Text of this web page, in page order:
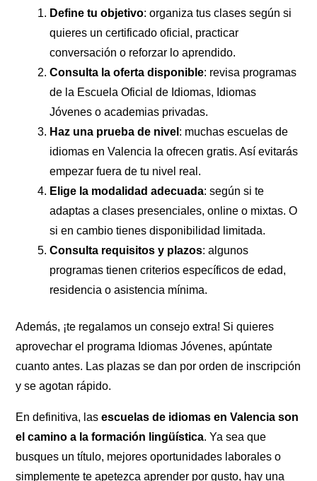
Define tu objetivo: organiza tus clases según si
quieres un certificado oficial, practicar
conversación o reforzar lo aprendido.
Consulta la oferta disponible: revisa programas
de la Escuela Oficial de Idiomas, Idiomas
Jóvenes o academias privadas.
Haz una prueba de nivel : muchas escuelas de
idiomas en Valencia la ofrecen gratis. Así evitarás
empezar fuera de tu nivel real.
Elige la modalidad adecuada: según si te
adaptas a clases presenciales, online o mixtas. O
si en cambio tienes disponibilidad limitada.
Consulta requisitos y plazos: algunos
programas tienen criterios específicos de edad,
residencia o asistencia mínima.
Además, ¡te regalamos un consejo extra! Si quieres
aprovechar el programa Idiomas Jóvenes, apúntate
cuanto antes. Las plazas se dan por orden de inscripción
y se agotan rápido.
En definitiva, lasescuelas de idiomas en Valencia son
el camino a la formación lingüística. Ya sea que
busques un título, mejores oportunidades laborales o
simplemente te apetezca aprender por gusto, hay una